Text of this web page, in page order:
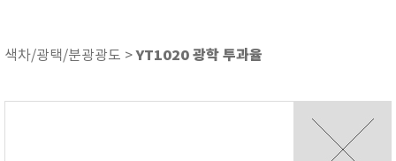
ATAGO
색차/광택/분광광도 >YT1020 광학 투과율